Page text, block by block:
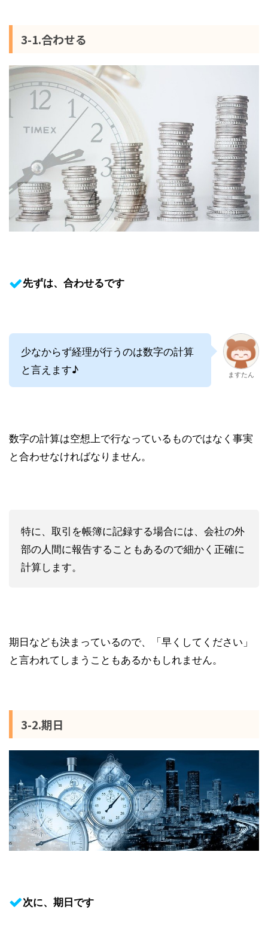
3-1.合わせる
先ずは、合わせるです
少なからず経理が行うのは数字の計算
と言えます♪
ますたん
数字の計算は空想上で行なっているものではなく事実
と合わせなければなりません。
特に、取引を帳簿に記録する場合には、会社の外
部の人間に報告することもあるので細かく正確に
計算します。
期日なども決まっているので、「早くしてください」
と言われてしまうこともあるかもしれません。
3-2.期日
次に、期日です